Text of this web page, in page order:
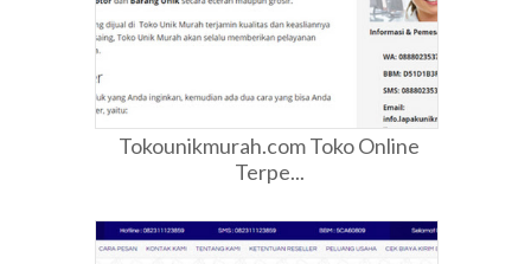
Tokounikmurah.com Toko Online
Terpe...